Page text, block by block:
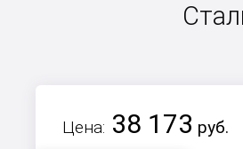
Цена: 38 173 руб.